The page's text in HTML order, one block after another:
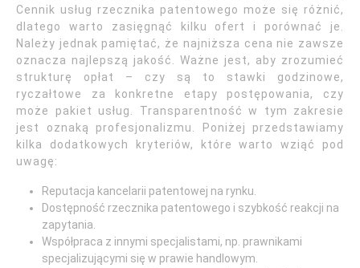
Cennik usług rzecznika patentowego może się różnić,
dlatego warto zasięgnąć kilku ofert i porównać je.
Należy jednak pamiętać, że najniższa cena nie zawsze
oznacza najlepszą jakość. Ważne jest, aby zrozumieć
strukturę opłat – czy są to stawki godzinowe,
ryczałtowe za konkretne etapy postępowania, czy
może pakiet usług. Transparentność w tym zakresie
jest oznaką profesjonalizmu. Poniżej przedstawiamy
kilka dodatkowych kryteriów, które warto wziąć pod
uwagę:
Reputacja kancelarii patentowej na rynku.
Dostępność rzecznika patentowego i szybkość reakcji na
zapytania.
Współpraca z innymi specjalistami, np. prawnikami
specjalizującymi się w prawie handlowym.